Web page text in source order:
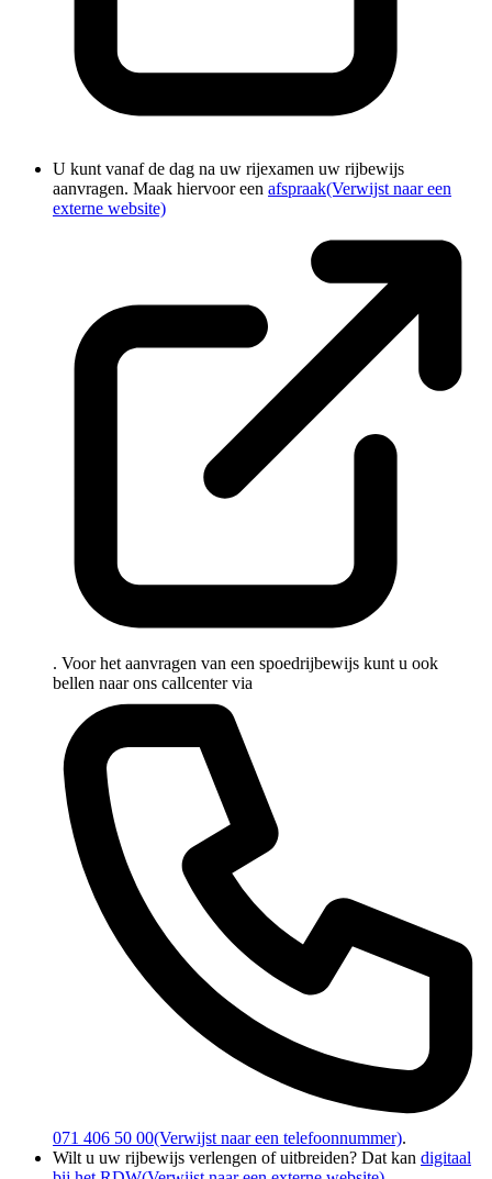
U kunt vanaf de dag na uw rijexamen uw rijbewijs
aanvragen. Maak hiervoor een afspraak(Verwijst naar een
externe website)
. Voor het aanvragen van een spoedrijbewijs kunt u ook
bellen naar ons callcenter via
071 406 50 00(Verwijst naar een telefoonnummer).
Wilt u uw rijbewijs verlengen of uitbreiden? Dat kan digitaal